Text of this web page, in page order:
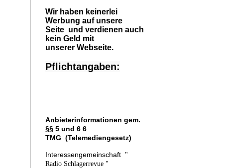
Wir haben keinerlei
Werbung auf unsere
Seite und verdienen auch
kein Geld mit
unserer Webseite.
Pflichtangaben:
Anbieterinformationen gem.
§§ 5 und 6 6
TMG (Telemediengesetz)
Interessengemeinschaft "
Radio Schlagerrevue "